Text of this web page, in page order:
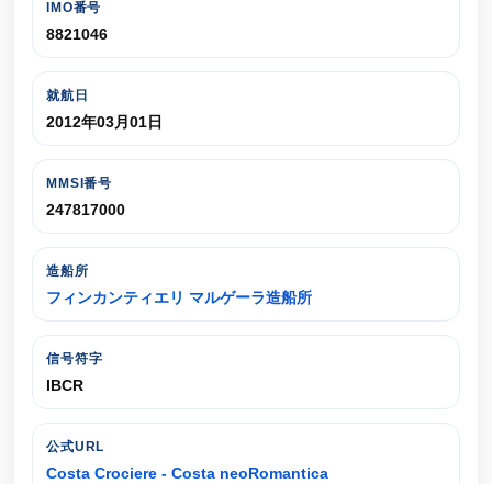
IMO番号
8821046
就航日
2012年03月01日
MMSI番号
247817000
造船所
フィンカンティエリ マルゲーラ造船所
信号符字
IBCR
公式URL
Costa Crociere - Costa neoRomantica